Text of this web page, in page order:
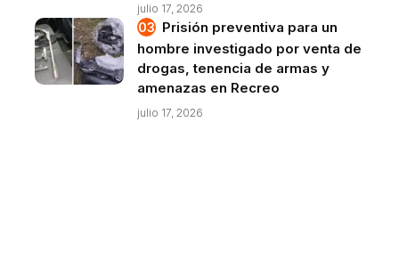
julio 17, 2026
Prisión preventiva para un
hombre investigado por venta de
drogas, tenencia de armas y
amenazas en Recreo
julio 17, 2026